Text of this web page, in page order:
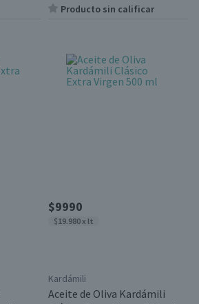
Producto sin calificar
$9990
$19.980 x lt
Kardámili
Aceite de Oliva Kardámili